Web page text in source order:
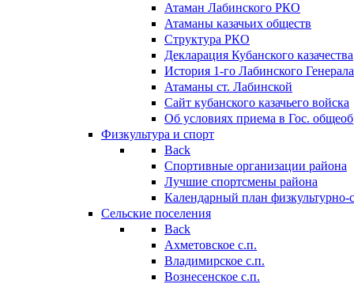
Атаман Лабинского РКО
Атаманы казачьих обществ
Структура РКО
Декларация Кубанского казачества
История 1-го Лабинского
Атаманы ст. Лабинской
Cайт кубанского казачьего войска
Об условиях приема в Гос.
Физкультура и спорт
Back
Спортивные организации района
Лучшие спортсмены района
Календарный план
Сельские поселения
Back
Ахметовское с.п.
Владимирское с.п.
Вознесенское с.п.